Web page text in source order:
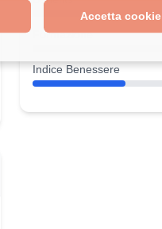
Accetta cookie
Formazione
Indice Benessere